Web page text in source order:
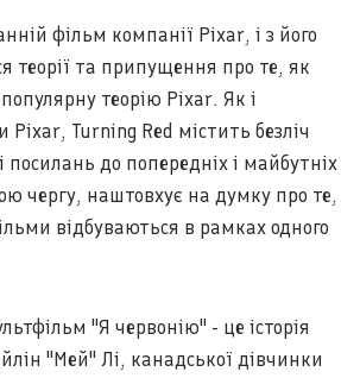
фільм компанії Pixar, і з його
теорії та припущення про те, як
теорію Pixar. Як і
Pixar, Turning Red містить безліч
посилань до попередніх і майбутніх
чергу, наштовхує на думку про те,
відбуваються в рамках одного
"Я червонію" - це історія
"Мей" Лі, канадської дівчинки